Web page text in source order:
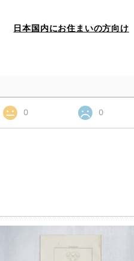
日本国内にお住まいの方向け
0 0